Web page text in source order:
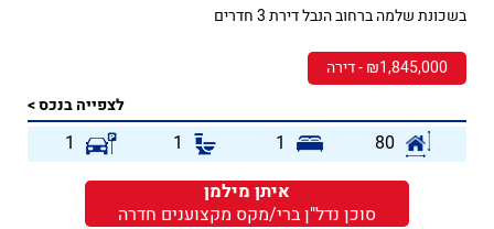
בשכונת שלמה ברחוב הנבל דירת 3 חדרים
₪1,845,000 - דירה
לצפייה בנכס >
80
1
1
1
איתן מילמן
סוכן נדל"ן ברי/מקס מקצוענים חדרה